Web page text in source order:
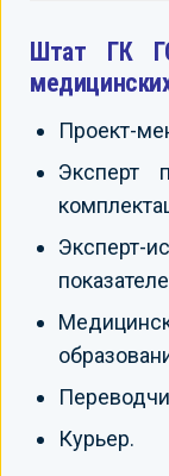
Штат ГК
Проект-
Эксперт
Курьер.